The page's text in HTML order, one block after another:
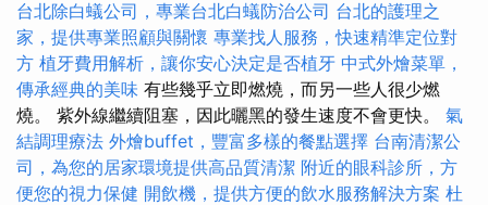
台北除白蟻公司，專業台北白蟻防治公司 台北的護理之
家，提供專業照顧與關懷 專業找人服務，快速精準定位對
方 植牙費用解析，讓你安心決定是否植牙 中式外燴菜單，
傳承經典的美味 有些幾乎立即燃燒，而另一些人很少燃
燒。 紫外線繼續阻塞，因此曬黑的發生速度不會更快。 氣
結調理療法 外燴buffet，豐富多樣的餐點選擇 台南清潔公
司，為您的居家環境提供高品質清潔 附近的眼科診所，方
便您的視力保健 開飲機，提供方便的飲水服務解決方案 杜